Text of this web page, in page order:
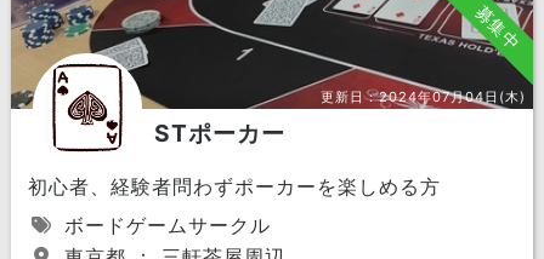
募集中
更新日：2024年07月04日(木)
STポーカー
初心者、経験者問わずポーカーを楽しめる方
ボードゲームサークル